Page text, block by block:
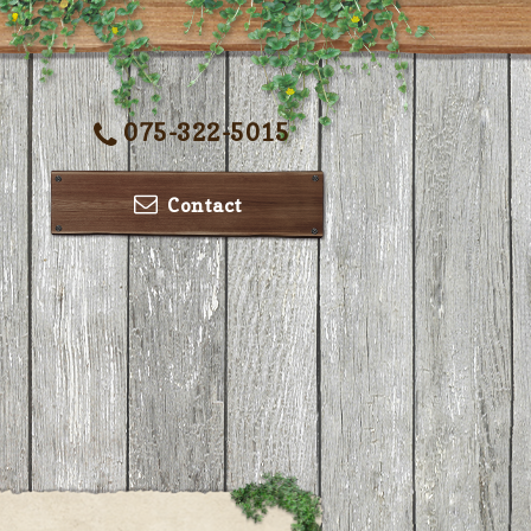
075-322-5015
Contact